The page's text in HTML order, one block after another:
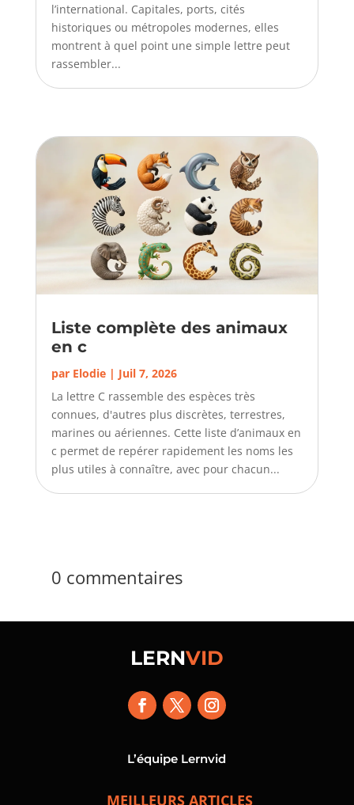
l’international. Capitales, ports, cités
historiques ou métropoles modernes, elles
montrent à quel point une simple lettre peut
rassembler...
Liste complète des animaux
en c
par Elodie| Juil 7, 2026
La lettre C rassemble des espèces très
connues, d'autres plus discrètes, terrestres,
marines ou aériennes. Cette liste d’animaux en
c permet de repérer rapidement les noms les
plus utiles à connaître, avec pour chacun...
0 commentaires
LERNVID
L’équipe Lernvid
MEILLEURS ARTICLES